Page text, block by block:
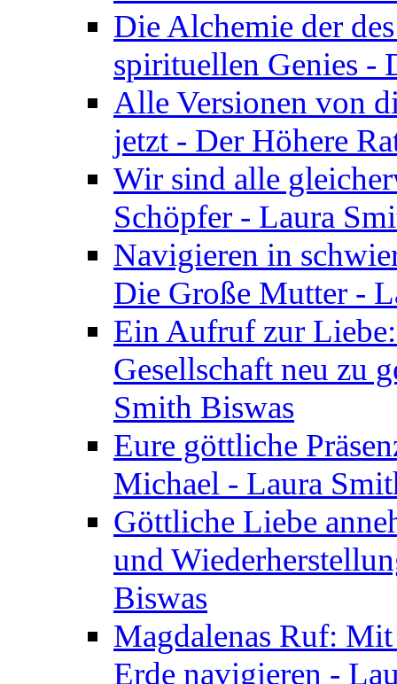
Die Alchemie der
spirituellen Genies -
Alle Versionen von
jetzt - Der Höhere
Wir sind alle
Schöpfer - Laura
Navigieren in
Die Große Mutter -
Ein Aufruf zur
Gesellschaft neu zu
Smith Biswas
Eure göttliche
Michael - Laura
Göttliche Liebe
und
Biswas
Magdalenas Ruf:
Erde navigieren -